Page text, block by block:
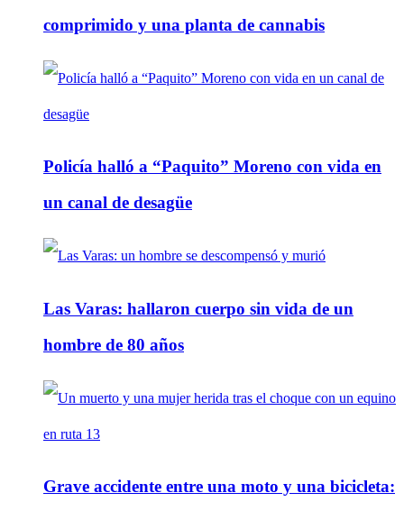
comprimido y una planta de cannabis
Policía halló a “Paquito” Moreno con vida en
un canal de desagüe
Las Varas: hallaron cuerpo sin vida de un
hombre de 80 años
Grave accidente entre una moto y una bicicleta: